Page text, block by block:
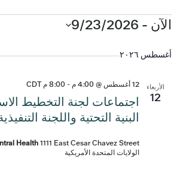
الفعاليات
الآن -
9/23/2026
التاريخ.
أغسطس ٢٠٢٦
الأربعاء
12
اجتماعات لجنة التخطيط
البنية التحتية واللجنة
12 أغسطس @ 4:00 م -8:00 م CDT
Health
الولايات المتحدة الأمريكية